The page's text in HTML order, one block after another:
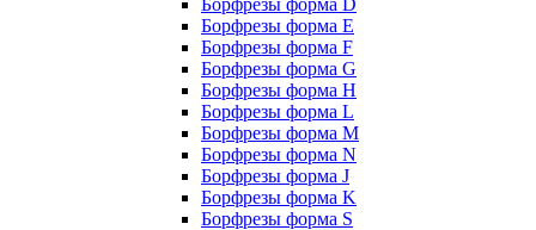
Борфрезы форма E
Борфрезы форма F
Борфрезы форма G
Борфрезы форма H
Борфрезы форма L
Борфрезы форма M
Борфрезы форма N
Борфрезы форма J
Борфрезы форма K
Борфрезы форма S